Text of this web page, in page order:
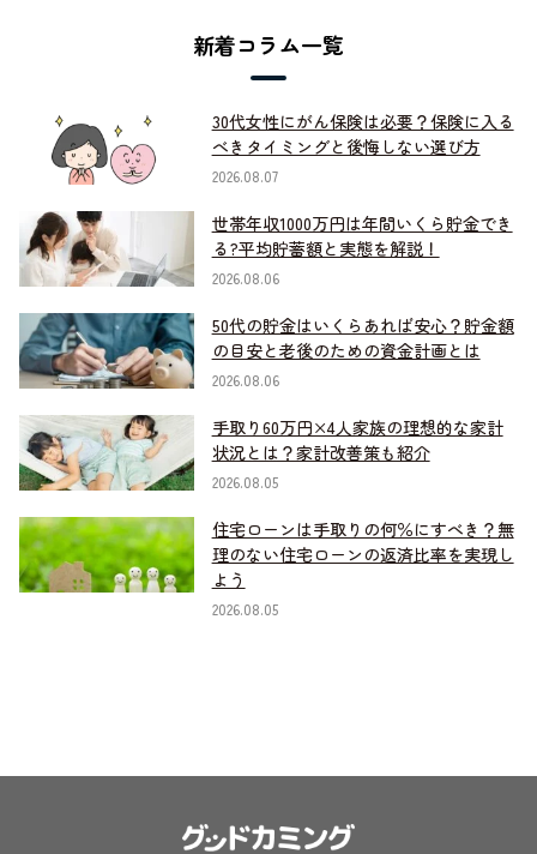
新着コラム一覧
30代女性にがん保険は必要？保険に入る
べきタイミングと後悔しない選び方
2026.08.07
世帯年収1000万円は年間いくら貯金でき
る?平均貯蓄額と実態を解説！
2026.08.06
50代の貯金はいくらあれば安心？貯金額
の目安と老後のための資金計画とは
2026.08.06
手取り60万円×4人家族の理想的な家計
状況とは？家計改善策も紹介
2026.08.05
住宅ローンは手取りの何％にすべき？無
理のない住宅ローンの返済比率を実現し
よう
2026.08.05